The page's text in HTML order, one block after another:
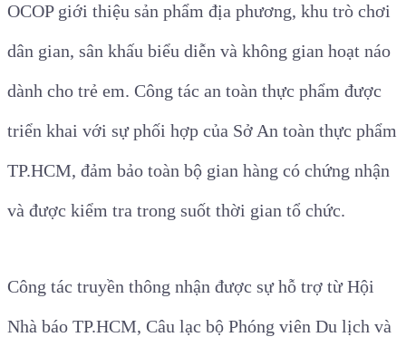
OCOP giới thiệu sản phẩm địa phương, khu trò chơi
dân gian, sân khấu biểu diễn và không gian hoạt náo
dành cho trẻ em. Công tác an toàn thực phẩm được
triển khai với sự phối hợp của Sở An toàn thực phẩm
TP.HCM, đảm bảo toàn bộ gian hàng có chứng nhận
và được kiểm tra trong suốt thời gian tổ chức.
Công tác truyền thông nhận được sự hỗ trợ từ Hội
Nhà báo TP.HCM, Câu lạc bộ Phóng viên Du lịch và